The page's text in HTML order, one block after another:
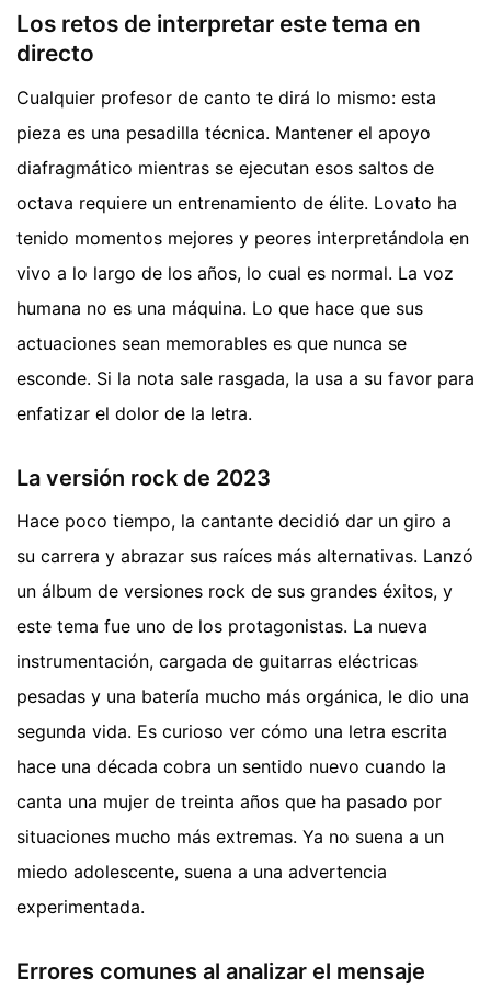
Los retos de interpretar este tema en
directo
Cualquier profesor de canto te dirá lo mismo: esta
pieza es una pesadilla técnica. Mantener el apoyo
diafragmático mientras se ejecutan esos saltos de
octava requiere un entrenamiento de élite. Lovato ha
tenido momentos mejores y peores interpretándola en
vivo a lo largo de los años, lo cual es normal. La voz
humana no es una máquina. Lo que hace que sus
actuaciones sean memorables es que nunca se
esconde. Si la nota sale rasgada, la usa a su favor para
enfatizar el dolor de la letra.
La versión rock de 2023
Hace poco tiempo, la cantante decidió dar un giro a
su carrera y abrazar sus raíces más alternativas. Lanzó
un álbum de versiones rock de sus grandes éxitos, y
este tema fue uno de los protagonistas. La nueva
instrumentación, cargada de guitarras eléctricas
pesadas y una batería mucho más orgánica, le dio una
segunda vida. Es curioso ver cómo una letra escrita
hace una década cobra un sentido nuevo cuando la
canta una mujer de treinta años que ha pasado por
situaciones mucho más extremas. Ya no suena a un
miedo adolescente, suena a una advertencia
experimentada.
Errores comunes al analizar el mensaje